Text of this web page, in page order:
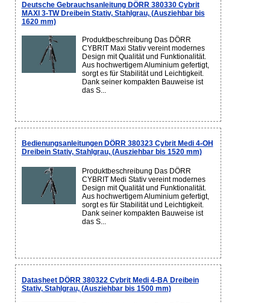
Deutsche Gebrauchsanleitung DÖRR 380330 Cybrit
MAXI 3-TW Dreibein Stativ, Stahlgrau, (Ausziehbar bis
1620 mm)
Produktbeschreibung Das DÖRR
CYBRIT Maxi Stativ vereint modernes
Design mit Qualität und Funktionalität.
Aus hochwertigem Aluminium gefertigt,
sorgt es für Stabilität und Leichtigkeit.
Dank seiner kompakten Bauweise ist
das S...
Bedienungsanleitungen DÖRR 380323 Cybrit Medi 4-OH
Dreibein Stativ, Stahlgrau, (Ausziehbar bis 1520 mm)
Produktbeschreibung Das DÖRR
CYBRIT Medi Stativ vereint modernes
Design mit Qualität und Funktionalität.
Aus hochwertigem Aluminium gefertigt,
sorgt es für Stabilität und Leichtigkeit.
Dank seiner kompakten Bauweise ist
das S...
Datasheet DÖRR 380322 Cybrit Medi 4-BA Dreibein
Stativ, Stahlgrau, (Ausziehbar bis 1500 mm)